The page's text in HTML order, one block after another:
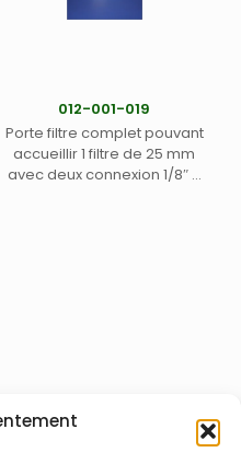
012-001-019
Porte filtre complet pouvant
accueillir 1 filtre de 25 mm
avec deux connexion 1/8″ –